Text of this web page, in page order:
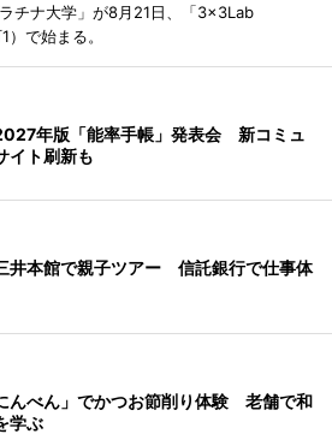
チナ大学」が8月21日、「3×3Lab
で始まる。
年版「能率手帳」発表会 新コミュ
イト刷新も
井本館で親子ツアー 信託銀行で仕事体
んべん」でかつお節削り体験 老舗で和
学ぶ